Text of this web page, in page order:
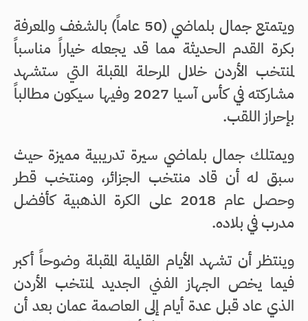
ويتمتع جمال بلماضي (50 عاماً) بالشغف والمعرفة
بكرة القدم الحديثة مما قد يجعله خياراً مناسباً
لمنتخب الأردن خلال المرحلة المقبلة التي ستشهد
مشاركته في كأس آسيا 2027 وفيها سيكون مطالباً
بإحراز اللقب.
ويمتلك جمال بلماضي سيرة تدريبية مميزة حيث
سبق له أن قاد منتخب الجزائر، ومنتخب قطر
وحصل عام 2018 على الكرة الذهبية كأفضل
مدرب في بلاده.
وينتظر أن تشهد الأيام القليلة المقبلة وضوحاً أكبر
فيما يخص الجهاز الفني الجديد لمنتخب الأردن
الذي عاد قبل عدة أيام إلى العاصمة عمان بعد أن